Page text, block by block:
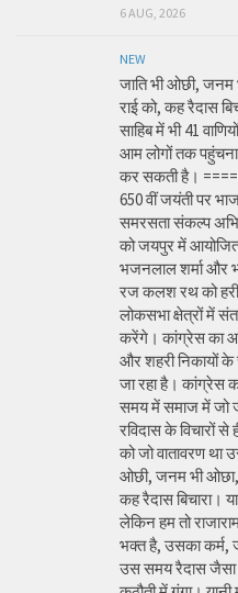
6 AUG, 2026
NEW
जाति भी ओछी, जनम
राई को, कह रैदास
साहिब में भी 41
आम लोगों तक
कर सकती है।
650 वीं जयंती पर
समरसता संकल्प
को जयपुर में
भजनलाल शर्मा और
रज कलश रथ को
लोकसभा क्षेत्रों में
करेंगे। कांग्रेस का
और शहरी निकायों
जा रहा है। कांग्रेस
समय में समाज में जो
रविदास के विचारों
को जो वातावरण था
ओछी, जनम भी ओछा,
कह रैदास बिचारा।
लेकिन हम तो
भक्त है, उसका कर्म,
उस समय रैदास जैसा